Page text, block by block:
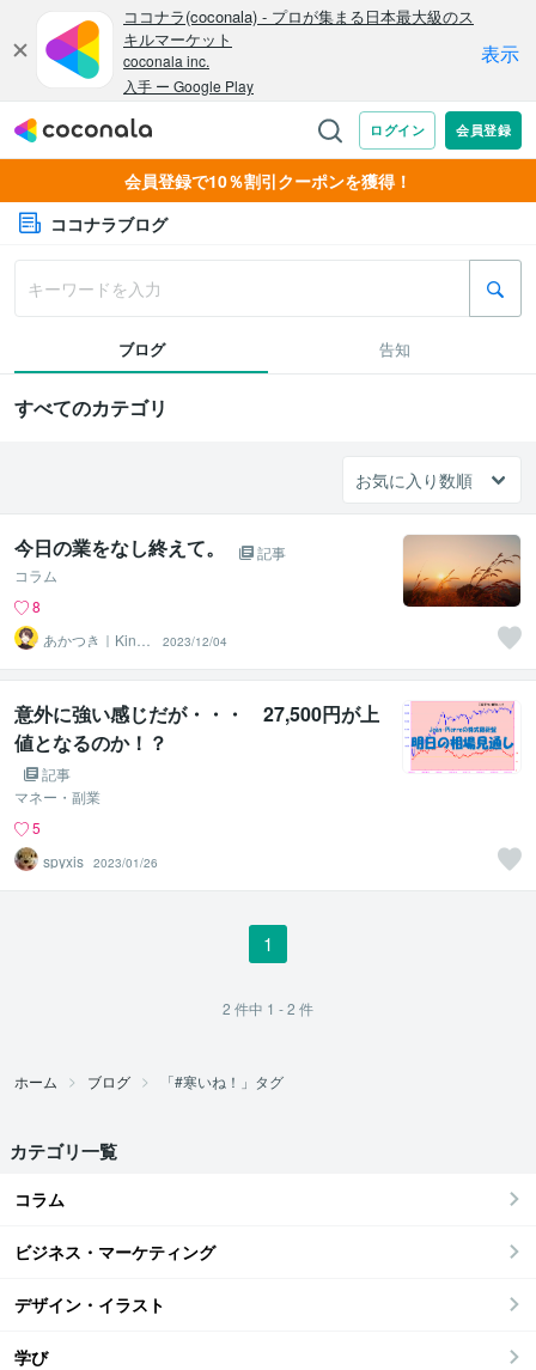
会員登録で10％割引クーポンを獲得！
ココナラブログ
ブログ 告知
すべてのカテゴリ
今日の業をなし終えて。
記事
コラム
8
あかつき｜Kindl
e本出版中
2023/12/04
意外に強い感じだが・・・ 27,500円が上
値となるのか！？
記事
マネー・副業
5
spyxis 2023/01/26
1
2 件中 1 - 2 件
ホーム ブログ 「#寒いね！」タグ
カテゴリ一覧
コラム
ビジネス・マーケティング
デザイン・イラスト
学び